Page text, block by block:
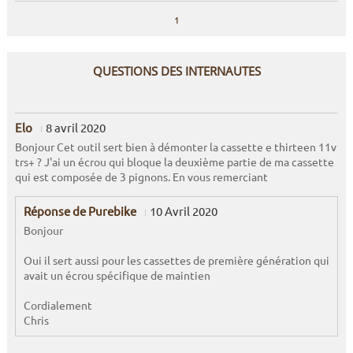
1
QUESTIONS DES INTERNAUTES
Elo 8 avril 2020
Bonjour Cet outil sert bien à démonter la cassette e thirteen 11v
trs+ ? J'ai un écrou qui bloque la deuxième partie de ma cassette
qui est composée de 3 pignons. En vous remerciant
Réponse de Purebike 10 Avril 2020
Bonjour
Oui il sert aussi pour les cassettes de première génération qui
avait un écrou spécifique de maintien
Cordialement
Chris